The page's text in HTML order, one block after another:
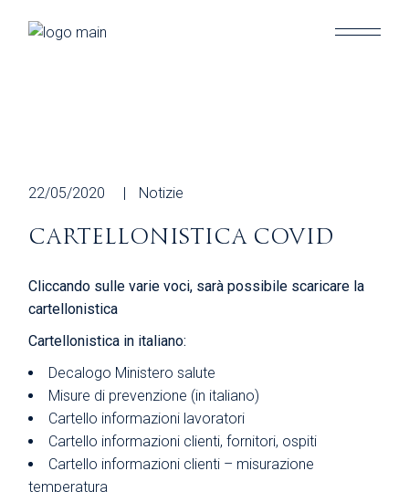
22/05/2020 Notizie
CARTELLONISTICA COVID
Cliccando sulle varie voci, sarà possibile scaricare la
cartellonistica
Cartellonistica in italiano:
Decalogo Ministero salute
Misure di prevenzione (in italiano)
Cartello informazioni lavoratori
Cartello informazioni clienti, fornitori, ospiti
Cartello informazioni clienti – misurazione
temperatura